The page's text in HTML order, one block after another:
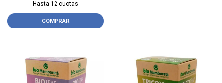
Hasta 12 cuotas
COMPRAR